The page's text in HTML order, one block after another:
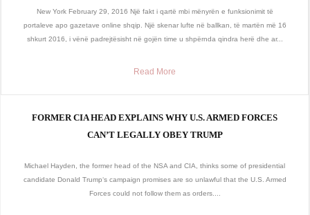
New York February 29, 2016 Një fakt i qartë mbi mënyrën e funksionimit të
portaleve apo gazetave online shqip. Një skenar lufte në ballkan, të martën më 16
shkurt 2016, i vënë padrejtësisht në gojën time u shpërnda qindra herë dhe ar...
Read More
FORMER CIA HEAD EXPLAINS WHY U.S. ARMED FORCES
CAN’T LEGALLY OBEY TRUMP
Michael Hayden, the former head of the NSA and CIA, thinks some of presidential
candidate Donald Trump‘s campaign promises are so unlawful that the U.S. Armed
Forces could not follow them as orders....